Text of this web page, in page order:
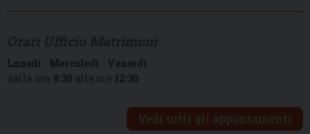
Lunedì - Mercoledì - Venerdì
dalle ore 9:30 alle ore 12:30
Vedi tutti gli appuntamenti